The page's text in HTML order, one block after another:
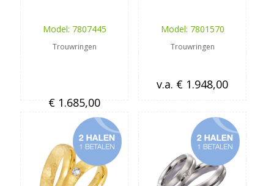
Model: 7807445
Trouwringen
€ 1.685,00
Model: 7801570
Trouwringen
v.a. € 1.948,00